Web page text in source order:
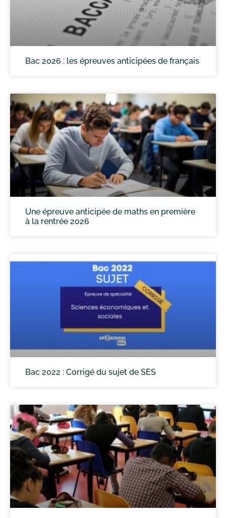
Bac 2026 : les épreuves anticipées de français
Une épreuve anticipée de maths en première
à la rentrée 2026
Bac 2022 : Corrigé du sujet de SES